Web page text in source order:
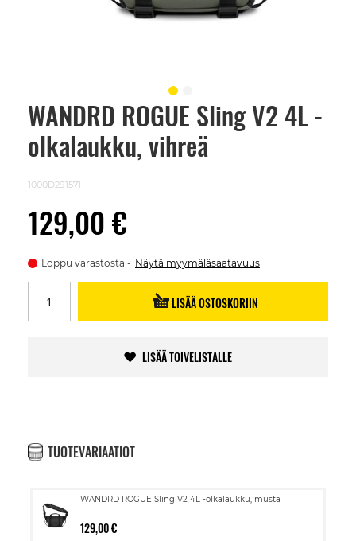
WANDRD ROGUE Sling V2 4L -
olkalaukku, vihreä
1000D291571
129,00 €
Loppu varastosta Näytä myymäläsaatavuus
LISÄÄ OSTOSKORIIN
LISÄÄ TOIVELISTALLE
TUOTEVARIAATIOT
WANDRD ROGUE Sling V2 4L -olkalaukku, musta
129,00 €
Skip
beginning
images